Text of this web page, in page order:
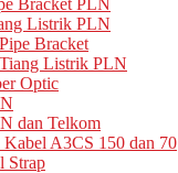
Listrik PLN
Bracket
Listrik PLN
Optic
dan Telkom
A3CS 150 dan 70
Strap